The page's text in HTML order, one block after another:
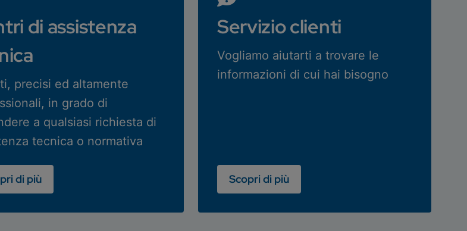
di assistenza
precisi ed altamente
in grado di
a qualsiasi richiesta di
tecnica o normativa
di più
Servizio clienti
Vogliamo aiutarti a trovare le
informazioni di cui hai bisogno
Scopri di più